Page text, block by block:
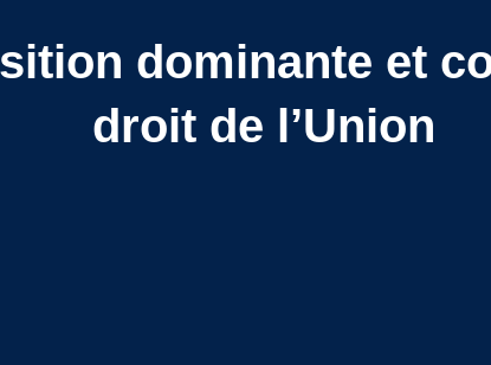
dominante et
droit de l’Union